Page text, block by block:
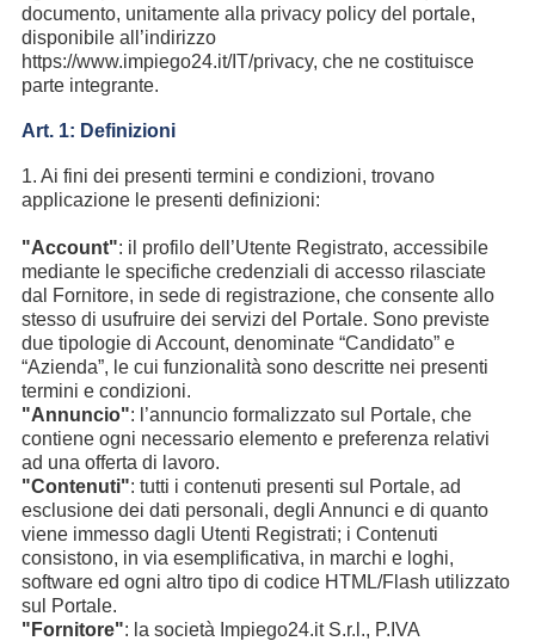
documento, unitamente alla privacy policy del portale,
disponibile all’indirizzo
https://www.impiego24.it/IT/privacy, che ne costituisce
parte integrante.
Art. 1: Definizioni
1. Ai fini dei presenti termini e condizioni, trovano
applicazione le presenti definizioni:
"Account": il profilo dell’Utente Registrato, accessibile
mediante le specifiche credenziali di accesso rilasciate
dal Fornitore, in sede di registrazione, che consente allo
stesso di usufruire dei servizi del Portale. Sono previste
due tipologie di Account, denominate “Candidato” e
“Azienda”, le cui funzionalità sono descritte nei presenti
termini e condizioni.
"Annuncio": l’annuncio formalizzato sul Portale, che
contiene ogni necessario elemento e preferenza relativi
ad una offerta di lavoro.
"Contenuti": tutti i contenuti presenti sul Portale, ad
esclusione dei dati personali, degli Annunci e di quanto
viene immesso dagli Utenti Registrati; i Contenuti
consistono, in via esemplificativa, in marchi e loghi,
software ed ogni altro tipo di codice HTML/Flash utilizzato
sul Portale.
"Fornitore": la società Impiego24.it S.r.l., P.IVA